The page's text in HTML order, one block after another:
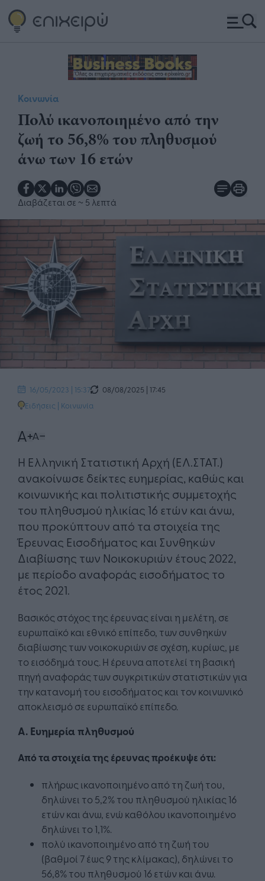
Κοινωνία
Πολύ ικανοποιημένο από την
ζωή το 56,8% του πληθυσμού
άνω των 16 ετών
Διαβάζεται σε ~ 5 λεπτά
16/05/2023 | 15:37
08/08/2025 | 17:45
Ειδήσεις | Κοινωνία
Η Ελληνική Στατιστική Αρχή (ΕΛ.ΣΤΑΤ.)
ανακοίνωσε δείκτες ευημερίας, καθώς και
κοινωνικής και πολιτιστικής συμμετοχής
του πληθυσμού ηλικίας 16 ετών και άνω,
που προκύπτουν από τα στοιχεία της
Έρευνας Εισοδήματος και Συνθηκών
Διαβίωσης των Νοικοκυριών έτους 2022,
με περίοδο αναφοράς εισοδήματος το
έτος 2021.
Bασικός στόχος της έρευνας είναι η μελέτη, σε
ευρωπαϊκό και εθνικό επίπεδο, των συνθηκών
διαβίωσης των νοικοκυριών σε σχέση, κυρίως, με
το εισόδημά τους. Η έρευνα αποτελεί τη βασική
πηγή αναφοράς των συγκριτικών στατιστικών για
την κατανομή του εισοδήματος και τον κοινωνικό
αποκλεισμό σε ευρωπαϊκό επίπεδο.
Α. Ευημερία πληθυσμού
Από τα στοιχεία της έρευνας προέκυψε ότι:
πλήρως ικανοποιημένο από τη ζωή του,
δηλώνει το 5,2% του πληθυσμού ηλικίας 16
ετών και άνω, ενώ καθόλου ικανοποιημένο
δηλώνει το 1,1%.
πολύ ικανοποιημένο από τη ζωή του
(βαθμοί 7 έως 9 της κλίμακας), δηλώνει το
56,8% του πληθυσμού 16 ετών και άνω.